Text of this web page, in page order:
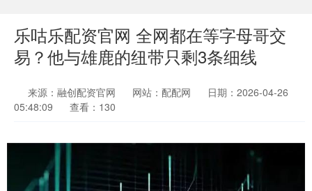
乐咕乐配资官网 全网都在等字母哥交
易？他与雄鹿的纽带只剩3条细线
来源：融创配资官网 网站：配配网
日期：2026-04-26
05:48:09
查看：130